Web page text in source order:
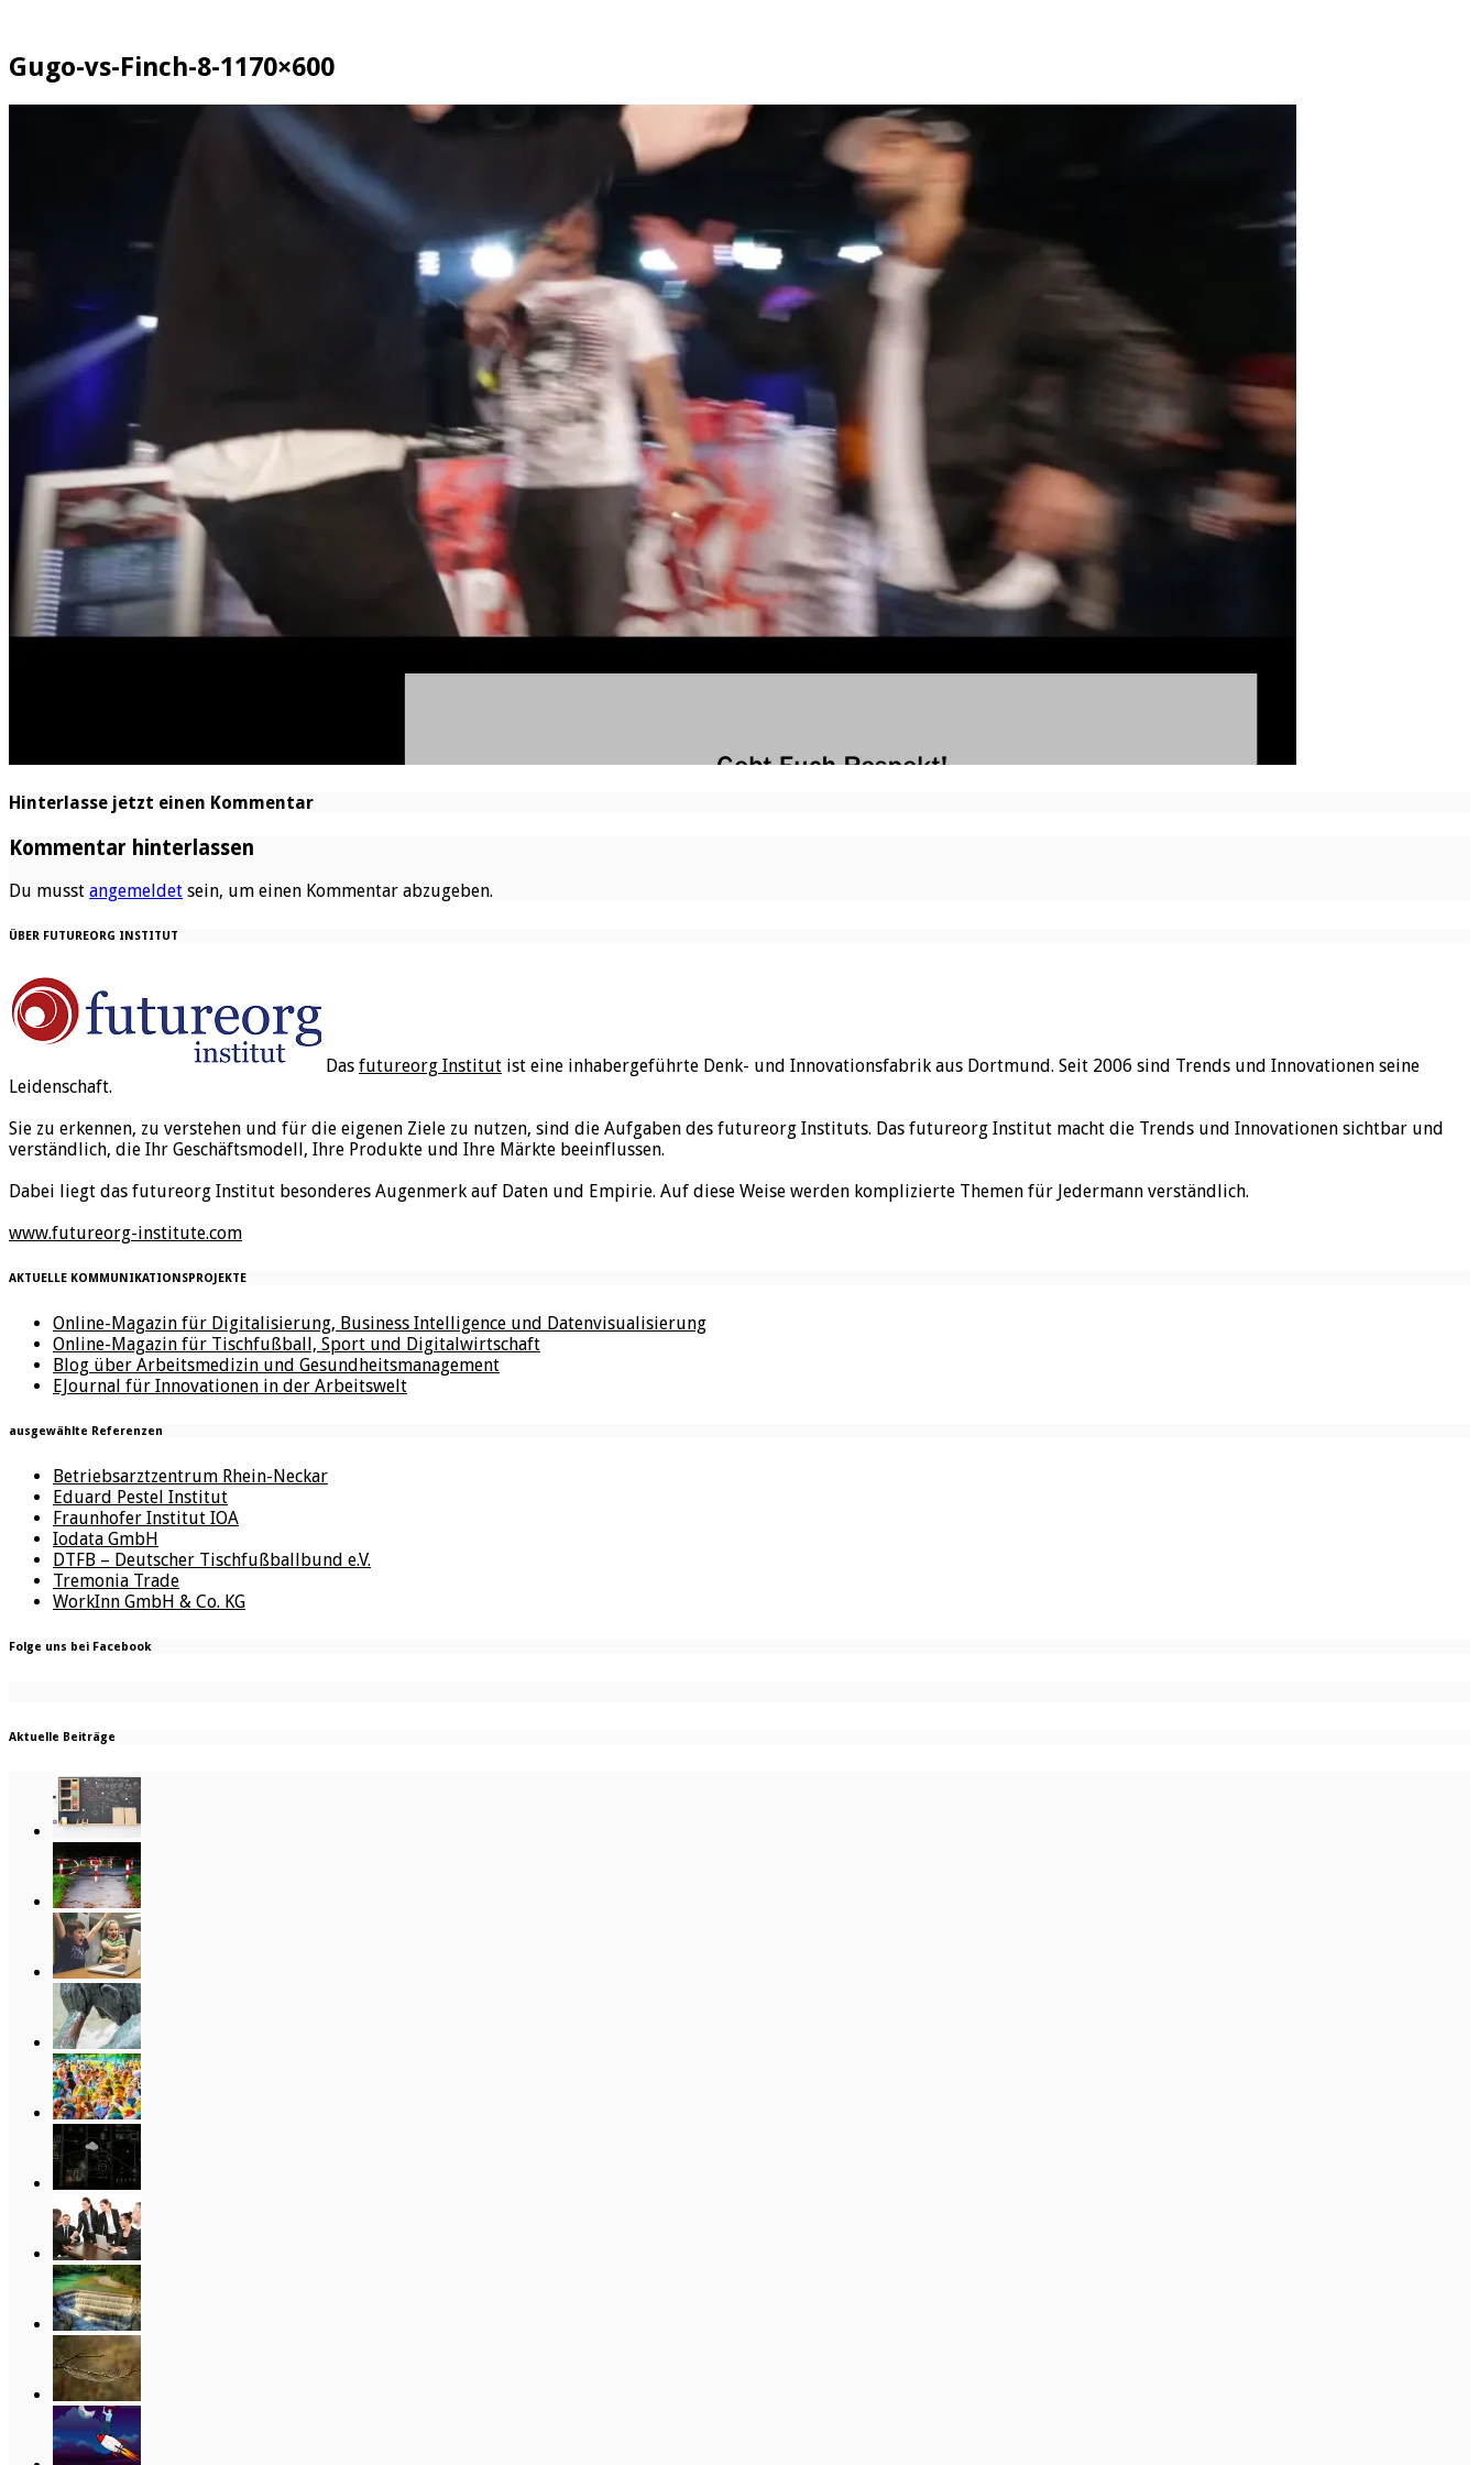
Gugo-vs-Finch-8-1170×600
Hinterlasse jetzt einen Kommentar
Kommentar hinterlassen
Du musst angemeldet sein, um einen Kommentar abzugeben.
ÜBER FUTUREORG INSTITUT
Das futureorg Institut ist eine inhabergeführte Denk- und Innovationsfabrik aus Dortmund. Seit 2006 sind Trends und Innovationen seine
Leidenschaft.
Sie zu erkennen, zu verstehen und für die eigenen Ziele zu nutzen, sind die Aufgaben des futureorg Instituts. Das futureorg Institut macht die Trends und Innovationen sichtbar und
verständlich, die Ihr Geschäftsmodell, Ihre Produkte und Ihre Märkte beeinflussen.
Dabei liegt das futureorg Institut besonderes Augenmerk auf Daten und Empirie. Auf diese Weise werden komplizierte Themen für Jedermann verständlich.
www.futureorg-institute.com
AKTUELLE KOMMUNIKATIONSPROJEKTE
Online-Magazin für Digitalisierung, Business Intelligence und Datenvisualisierung
Online-Magazin für Tischfußball, Sport und Digitalwirtschaft
Blog über Arbeitsmedizin und Gesundheitsmanagement
EJournal für Innovationen in der Arbeitswelt
ausgewählte Referenzen
Betriebsarztzentrum Rhein-Neckar
Eduard Pestel Institut
Fraunhofer Institut IOA
Iodata GmbH
DTFB – Deutscher Tischfußballbund e.V.
Tremonia Trade
WorkInn GmbH & Co. KG
Folge uns bei Facebook
Aktuelle Beiträge